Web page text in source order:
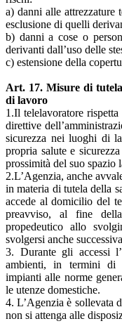
a) danni alle attrezzature
esclusione di quelli
b) danni a cose o
derivanti dall’uso delle
c) estensione della
Art. 17. Misure di
di lavoro
1.Il telelavoratore
direttive
sicurezza nei luoghi di
propria salute e
prossimità del suo spazio
2.L’Agenzia, anche
in materia di tutela della
accede al domicilio del
preavviso, al fine
propedeutico allo
svolgersi anche
3. Durante gli accessi
ambienti, in termini di
impianti alle norme
le utenze domestiche.
4. L’Agenzia è sollevata
non si attenga alle